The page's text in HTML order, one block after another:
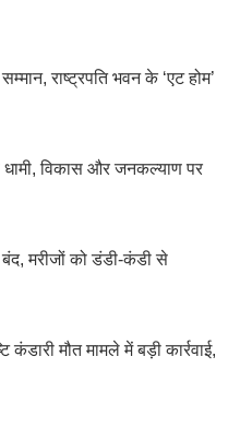
राष्ट्रपति भवन के ‘एट होम’
विकास और जनकल्याण पर
मरीजों को डंडी-कंडी से
मौत मामले में बड़ी कार्रवाई,